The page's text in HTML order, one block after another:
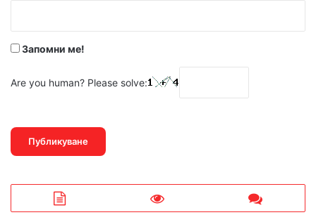
Запомни ме!
Are you human? Please solve: